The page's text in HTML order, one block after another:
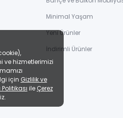
Minimal Yaşam
Yeni Ürünler
İndirimli Ürünler
ve hizmetlerimizi
için Gizlilik ve
ile Çerez